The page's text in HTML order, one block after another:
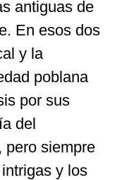
antiguas de
En esos dos
y la
poblana
por sus
del
pero siempre
y los